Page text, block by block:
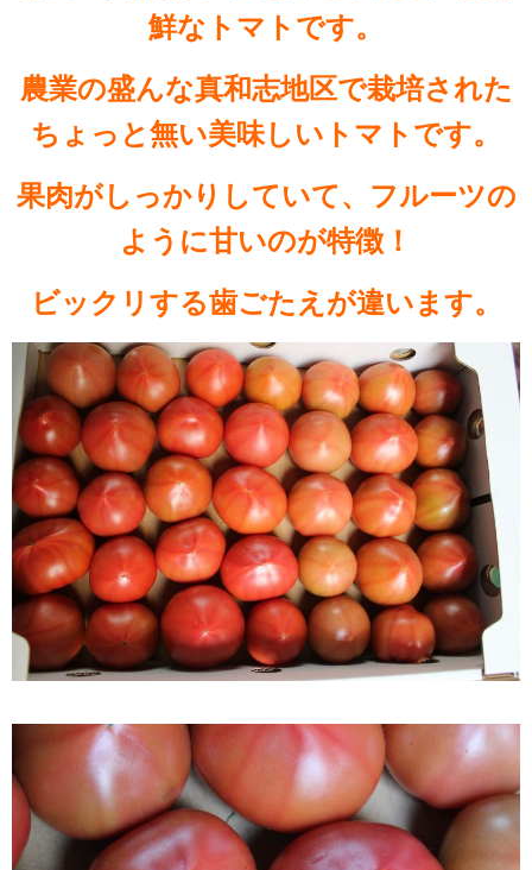
鮮なトマトです。
農業の盛んな真和志地区で栽培された
ちょっと無い美味しいトマトです。
果肉がしっかりしていて、フルーツの
ように甘いのが特徴！
ビックリする歯ごたえが違います。